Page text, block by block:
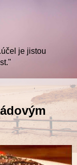
je jistou